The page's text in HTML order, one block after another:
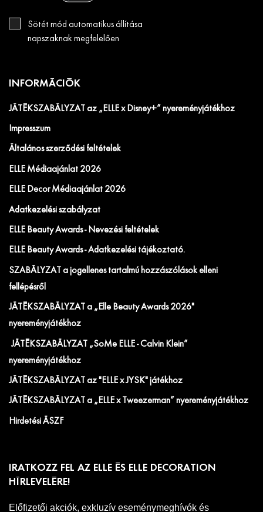
Sötét mód automatikus állítása
napszaknak megfelelően
INFORMÁCIÓK
JÁTÉKSZABÁLYZAT az „ELLE x Disney+” nyereményjátékhoz
Impresszum
Általános szerződési feltételek
ELLE Médiaajánlat 2026
ELLE Decor Médiaajánlat 2026
Adatkezelési szabályzat
ELLE Beauty Awards - Nevezési feltételek
ELLE Beauty Awards - Adatkezelési tájékoztató.
SZABÁLYZAT a jogellenes tartalmú hozzászólások elleni
fellépésről
JÁTÉKSZABÁLYZAT a „Elle Beauty Awards 2026"
nyereményjátékhoz
JÁTÉKSZABÁLYZAT „SoMe ELLE - Calvin Klein”
nyereményjátékhoz
JÁTÉKSZABÁLYZAT az "ELLE x JYSK" játékhoz
JÁTÉKSZABÁLYZAT a „ELLE x Tweezerman” nyereményjátékhoz
Hirdetési ÁSZF
IRATKOZZ FEL AZ ELLE ÉS ELLE DECORATION
HÍRLEVELÉRE!
Előfizetői akciók, exkluzív eseménymeghívók és